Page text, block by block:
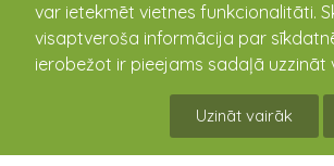
var ietekmēt vietnes funkcionalitāti.
visaptveroša informācija par
ierobežot ir pieejams sadaļā uzzināt
Uzināt vairāk
Koncertuzvedums
"Pūka piedzīvojums"
22.08.2020 15:00 - 15:50